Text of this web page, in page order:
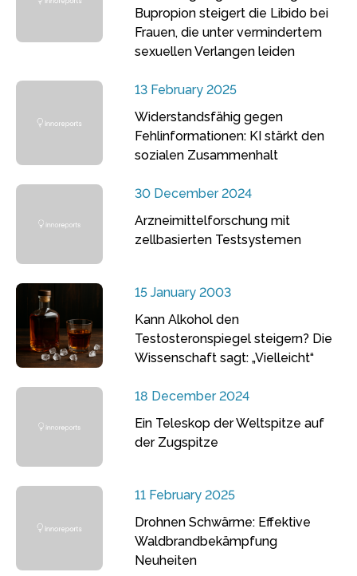
Bupropion steigert die Libido bei
Frauen, die unter vermindertem
sexuellen Verlangen leiden
13 February 2025
Widerstandsfähig gegen
Fehlinformationen: KI stärkt den
sozialen Zusammenhalt
30 December 2024
Arzneimittelforschung mit
zellbasierten Testsystemen
15 January 2003
Kann Alkohol den
Testosteronspiegel steigern? Die
Wissenschaft sagt: „Vielleicht“
18 December 2024
Ein Teleskop der Weltspitze auf
der Zugspitze
11 February 2025
Drohnen Schwärme: Effektive
Waldbrandbekämpfung
Neuheiten